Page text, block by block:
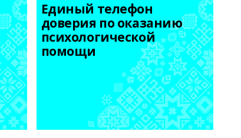
Единый телефон
доверия по оказанию
психологической
помощи